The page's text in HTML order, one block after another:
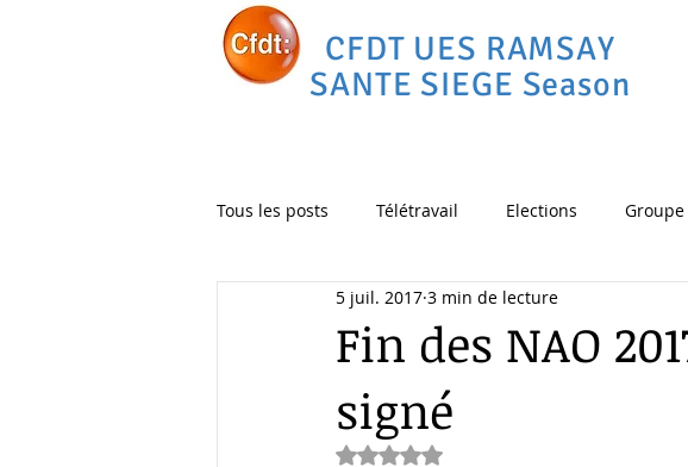
CFDT UES RAMSAY
SANTE SIEGE Season
Tous les posts Télétravail Elections Groupe
Déménagement vélo Covid-19
Fin des NAO
signé
5 juil. 2017 3 min de lecture
Noté NaN étoiles sur 5.